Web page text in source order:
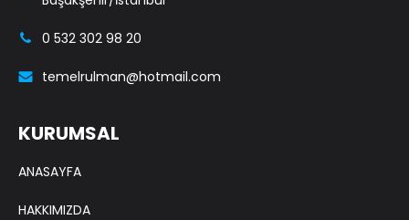
0 532 302 98 20
temelrulman@hotmail.com
KURUMSAL
ANASAYFA
HAKKIMIZDA